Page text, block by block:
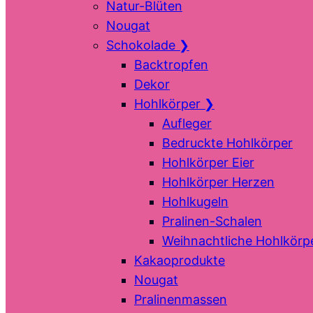
Natur-Blüten
Nougat
Schokolade ❯
Backtropfen
Dekor
Hohlkörper ❯
Aufleger
Bedruckte Hohlkörper
Hohlkörper Eier
Hohlkörper Herzen
Hohlkugeln
Pralinen-Schalen
Weihnachtliche
Kakaoprodukte
Nougat
Pralinenmassen